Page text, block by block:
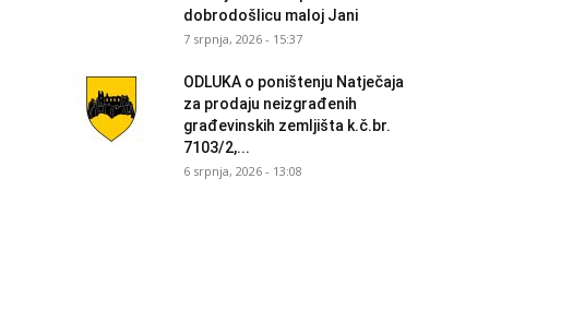
dobrodošlicu maloj Jani
7 srpnja, 2026 - 15:37
ODLUKA o poništenju Natječaja
za prodaju neizgrađenih
građevinskih zemljišta k.č.br.
7103/2,...
6 srpnja, 2026 - 13:08